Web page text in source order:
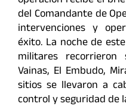
del Comandante de
intervenciones y
éxito. La noche de
militares recorrieron
Vainas, El Embudo,
sitios se llevaron a
control y seguridad de